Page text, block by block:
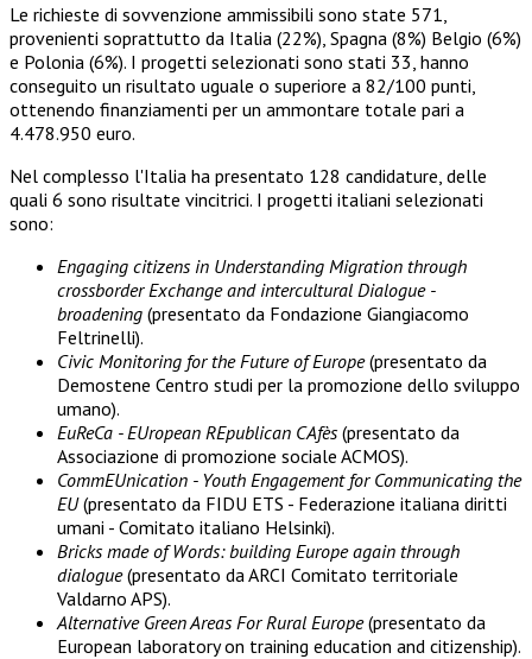
Le richieste di sovvenzione ammissibili sono state 571,
provenienti soprattutto da Italia (22%), Spagna (8%) Belgio (6%)
e Polonia (6%). I progetti selezionati sono stati 33, hanno
conseguito un risultato uguale o superiore a 82/100 punti,
ottenendo finanziamenti per un ammontare totale pari a
4.478.950 euro.
Nel complesso l'Italia ha presentato 128 candidature, delle
quali 6 sono risultate vincitrici. I progetti italiani selezionati
sono:
Engaging citizens in Understanding Migration through
crossborder Exchange and intercultural Dialogue -
broadening (presentato da Fondazione Giangiacomo
Feltrinelli).
Civic Monitoring for the Future of Europe(presentato da
Demostene Centro studi per la promozione dello sviluppo
umano).
EuReCa - EUropean REpublican CAfès(presentato da
Associazione di promozione sociale ACMOS).
CommEUnication - Youth Engagement for Communicating the
EU(presentato da FIDU ETS - Federazione italiana diritti
umani - Comitato italiano Helsinki).
Bricks made of Words: building Europe again through
dialogue(presentato da ARCI Comitato territoriale
Valdarno APS).
Alternative Green Areas For Rural Europe(presentato da
European laboratory on training education and citizenship).